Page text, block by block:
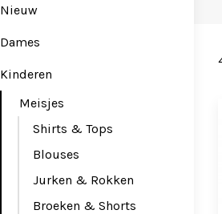
Nieuw
Dames
Kinderen
Meisjes
Shirts & Tops
Blouses
Jurken & Rokken
Broeken & Shorts